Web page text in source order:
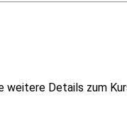
weitere Details zum